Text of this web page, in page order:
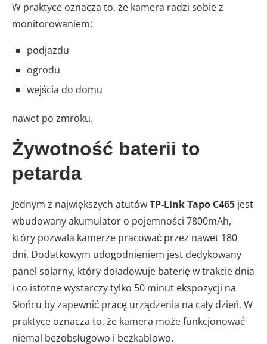
W praktyce oznacza to, że kamera radzi sobie z
monitorowaniem:
podjazdu
ogrodu
wejścia do domu
nawet po zmroku.
Żywotność baterii to
petarda
Jednym z największych atutówTP-Link Tapo C465 jest
wbudowany akumulator o pojemności 7800mAh,
który pozwala kamerze pracować przez nawet 180
dni. Dodatkowym udogodnieniem jest dedykowany
panel solarny, który doładowuje baterię w trakcie dnia
i co istotne wystarczy tylko 50 minut ekspozycji na
Słońcu by zapewnić pracę urządzenia na cały dzień. W
praktyce oznacza to, że kamera może funkcjonować
niemal bezobsługowo i bezkablowo.